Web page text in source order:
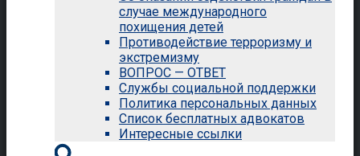
случае международного
похищения детей
Противодействие терроризму и
экстремизму
ВОПРОС — ОТВЕТ
Службы социальной поддержки
Политика персональных данных
Список бесплатных адвокатов
Интересные ссылки